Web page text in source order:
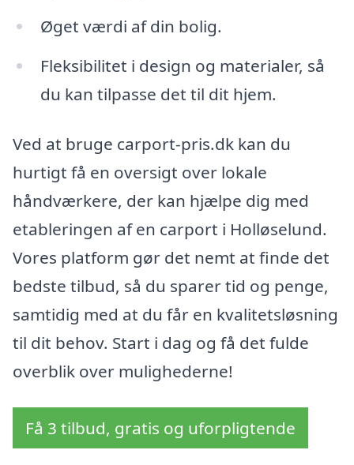
Øget værdi af din bolig.
Fleksibilitet i design og materialer, så
du kan tilpasse det til dit hjem.
Ved at bruge carport-pris.dk kan du
hurtigt få en oversigt over lokale
håndværkere, der kan hjælpe dig med
etableringen af en carport i Holløselund.
Vores platform gør det nemt at finde det
bedste tilbud, så du sparer tid og penge,
samtidig med at du får en kvalitetsløsning
til dit behov. Start i dag og få det fulde
overblik over mulighederne!
Få 3 tilbud, gratis og uforpligtende